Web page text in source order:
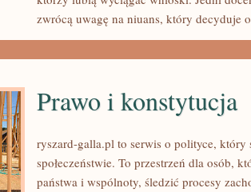
WĘDKARZA
zwrócą uwagę na niuans, który decyduje
Prawo i konstytucja
ryszard-galla.pl to serwis o polityce, który
społeczeństwie. To przestrzeń dla osób,
państwa i wspólnoty, śledzić procesy